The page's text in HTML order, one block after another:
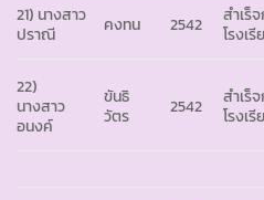
21) นางสาว
ปราณี
คงทน 2542
สำเร็
โรงเ
22)
นางสาว
อนงค์
ขันธิ
วัตร
2542
สำเร็
โรงเ